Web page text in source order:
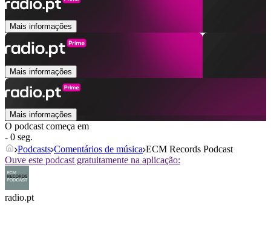
Mais informações
Mais informações
Mais informações
O podcast começa em
- 0 seg.
Podcasts Comentários de música ECM Records Podcast
Ouve este podcast gratuitamente na aplicação:
radio.pt